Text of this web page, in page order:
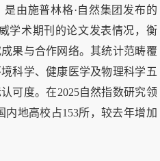
是由施普林格·自然集团发布的
学术期刊的论文发表情况，衡
果与合作网络。其统计范畴覆
科学、健康医学及物理科学五
可度。在2025自然指数研究领
内地高校占153所，较去年增加